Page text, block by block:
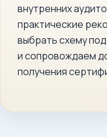
внутренних
практические
выбрать схему
и сопровождаем
получения